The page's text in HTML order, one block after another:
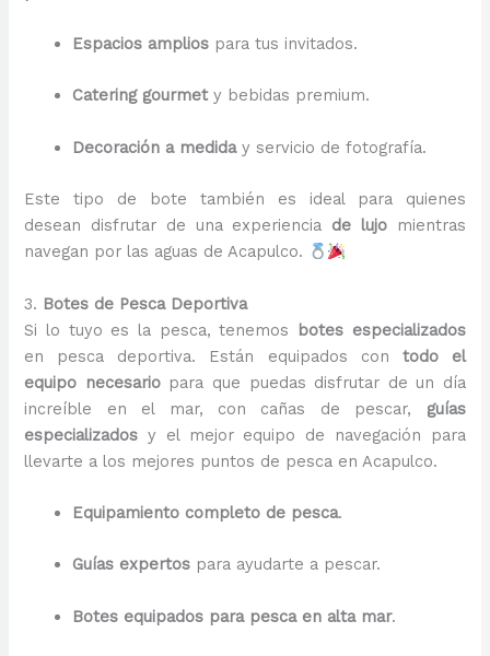
Espacios amplios para tus invitados.
Catering gourmety bebidas premium.
Decoración a mediday servicio de fotografía.
Este tipo de bote también es ideal para quienes
desean disfrutar de una experiencia de lujomientras
navegan por las aguas de Acapulco.
3. Botes de Pesca Deportiva
Si lo tuyo es la pesca, tenemos
botes especializados
en pesca deportiva. Están equipados con todo el
equipo necesariopara que puedas disfrutar de un día
increíble en el mar, con cañas de pescar, guías
especializados y el mejor equipo de navegación para
llevarte a los mejores puntos de pesca en Acapulco.
Equipamiento completo de pesca.
Guías expertos para ayudarte a pescar.
Botes equipados para pesca en alta mar.